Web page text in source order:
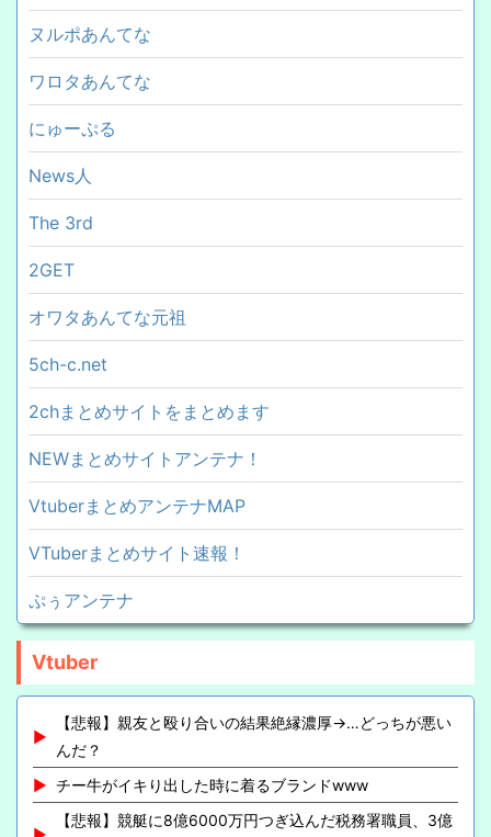
ヌルポあんてな
ワロタあんてな
にゅーぷる
News人
The 3rd
2GET
オワタあんてな元祖
5ch-c.net
2chまとめサイトをまとめます
NEWまとめサイトアンテナ！
VtuberまとめアンテナMAP
VTuberまとめサイト速報！
ぷぅアンテナ
Vtuber
【悲報】親友と殴り合いの結果絶縁濃厚→…どっちが悪い
んだ？
チー牛がイキり出した時に着るブランドwww
【悲報】競艇に8億6000万円つぎ込んだ税務署職員、3億